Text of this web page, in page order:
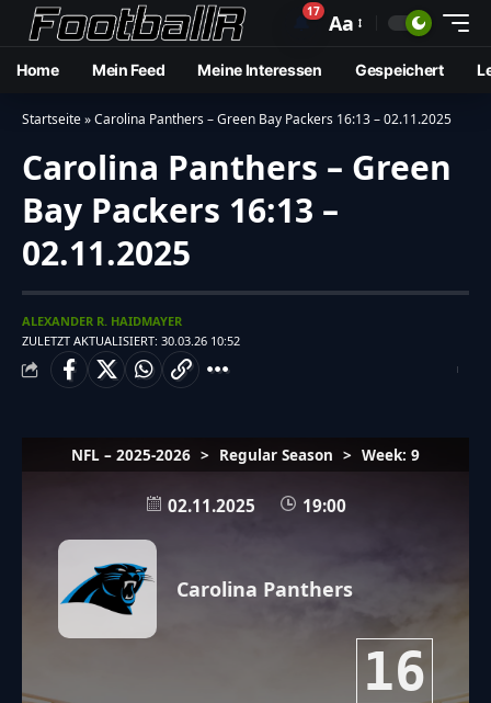
🔔17 Aa
Home Mein Feed Meine Interessen Gespeichert
Startseite»Carolina Panthers – Green Bay Packers 16:13 – 02.11.2025
Carolina Panthers – Green
Bay Packers 16:13 –
02.11.2025
ZULETZT AKTUALISIERT: 30.03.26 10:52
ALEXANDER R. HAIDMAYER
NFL – 2025-2026 > Regular Season > Week: 9
02.11.2025 19:00
Carolina Panthers
16